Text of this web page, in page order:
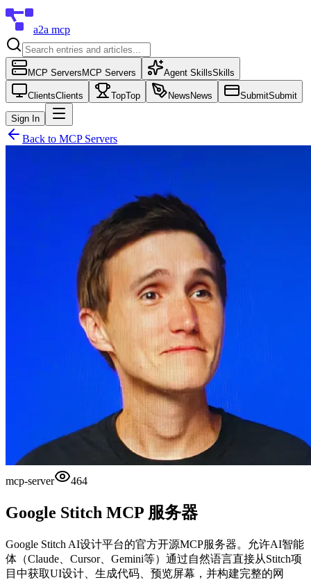
a2a mcp
MCP Servers MCP Servers Agent SkillsSkills
ClientsClients TopTop News News SubmitSubmit
Sign In
Back to MCP Servers
mcp-server 464
Google Stitch MCP 服务器
Google Stitch AI设计平台的官方开源MCP服务器。允许AI智能
体（Claude、Cursor、Gemini等）通过自然语言直接从Stitch项
目中获取UI设计、生成代码、预览屏幕，并构建完整的网